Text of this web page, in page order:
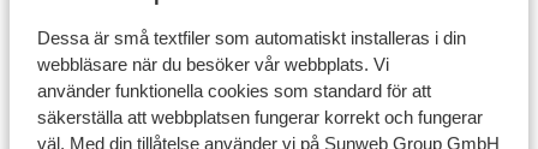
Dessa är små textfiler som automatiskt installeras i din
webbläsare när du besöker vår webbplats. Vi
använder funktionella cookies som standard för att
säkerställa att webbplatsen fungerar korrekt och fungerar
väl. Med din tillåtelse använder vi på Sunweb Group GmbH
Renoverade lägenheter
Frukost ingår
Grekisk gästfrihet
Sön 11 Okt. - Sön 18 Okt.
Frukost 2 person
pris per person från
4 101:-